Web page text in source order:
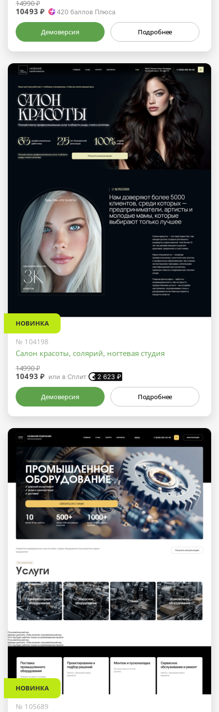
14990 ₽
10493 ₽ 420 баллов Плюса
Демоверсия Подробнее
НОВИНКА
№ 104198
Салон красоты, солярий, ногтевая студия
14990 ₽
10493 ₽ или в Сплит 2 623 ₽
Демоверсия Подробнее
НОВИНКА
№ 105689